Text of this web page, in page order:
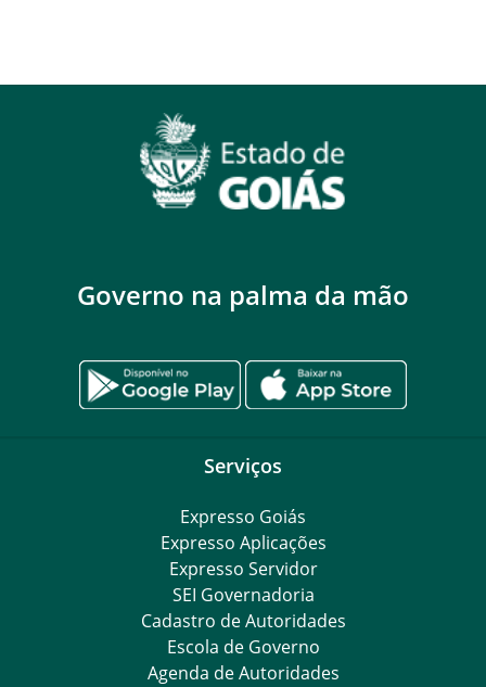
Governo na palma da mão
Serviços
Expresso Goiás
Expresso Aplicações
Expresso Servidor
SEI Governadoria
Cadastro de Autoridades
Escola de Governo
Agenda de Autoridades